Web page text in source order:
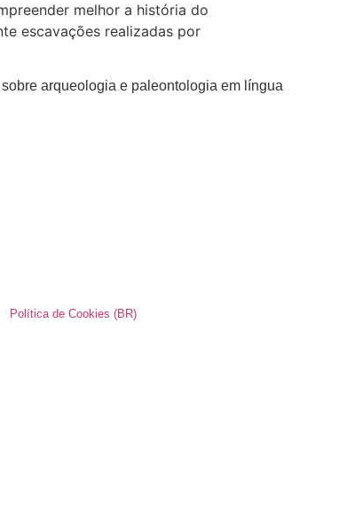
melhor a história do
escavações realizadas por
arqueologia e paleontologia em língua
Política de Cookies (BR)